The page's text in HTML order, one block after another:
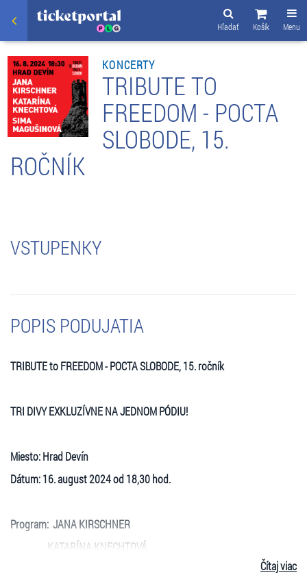
Menu
Košík
Hľadať
KONCERTY
TRIBUTE TO
FREEDOM - POCTA
SLOBODE, 15.
ROČNÍK
VSTUPENKY
POPIS PODUJATIA
TRIBUTE to FREEDOM - POCTA SLOBODE, 15. ročník
TRI DIVY EXKLUZÍVNE NA JEDNOM PÓDIU!
Miesto: Hrad Devín
Dátum: 16. august 2024 od 18,30 hod.
Program: JANA KIRSCHNER
KATARÍNA KNECHTOVÁ
Čítaj viac